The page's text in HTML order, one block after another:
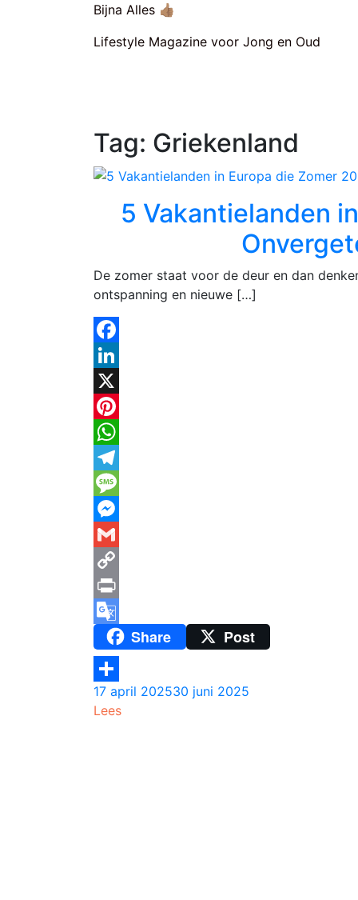
Bijna Alles 👍🏽
Lifestyle Magazine voor Jong en Oud
Tag: Griekenland
5 Vakantielanden
De zomer staat voor de deur en dan
ontspanning en nieuwe […]
Facebook
LinkedIn
X
Pinterest
WhatsApp
Telegram
Message
Messenger
Gmail
Copy
Link
Print
Google
Translate
Share Post
Delen
17 april 202530 juni 2025
Lees